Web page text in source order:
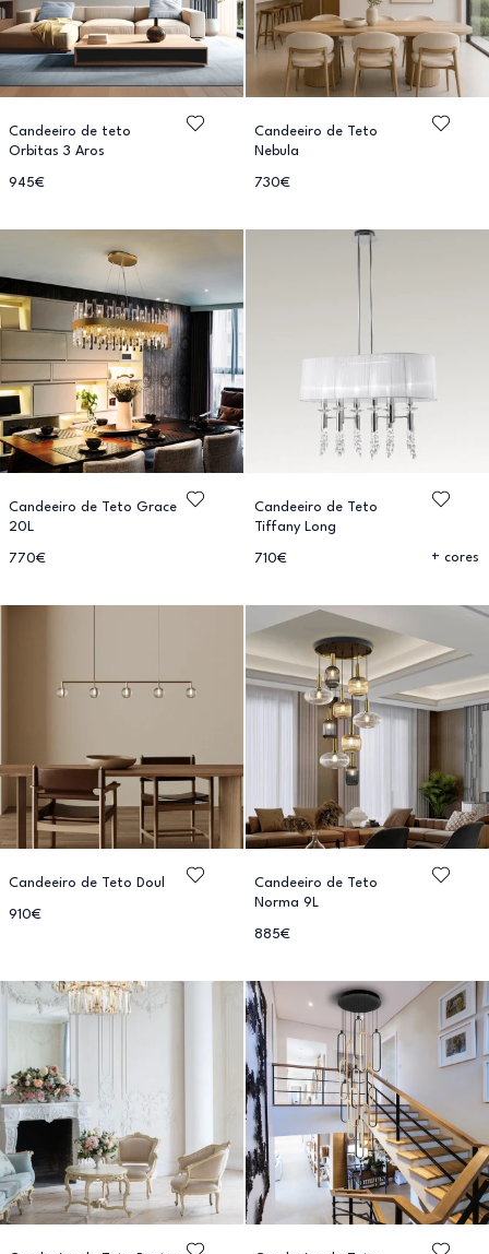
Candeeiro de teto
Orbitas 3 Aros
945€
Candeeiro de Teto
Nebula
730€
Candeeiro de Teto Grace
20L
770€
Candeeiro de Teto
Tiffany Long
710€ + cores
Candeeiro de Teto Doul
910€
Candeeiro de Teto
Norma 9L
885€